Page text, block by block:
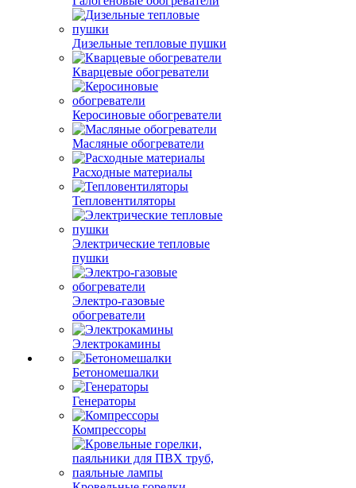
Дизельные тепловые пушки
Кварцевые обогреватели
Керосиновые обогреватели
Масляные обогреватели
Расходные материалы
Тепловентиляторы
Электрические тепловые
пушки
Электро-газовые
обогреватели
Электрокамины
Бетономешалки
Генераторы
Компрессоры